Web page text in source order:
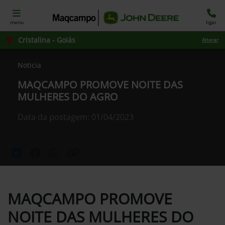
menu ligar
Cristalina - Goiás Alterar
Noticia
MAQCAMPO PROMOVE NOITE DAS
MULHERES DO AGRO
Data da postagem: 01/04/2023
MAQCAMPO PROMOVE
NOITE DAS MULHERES DO